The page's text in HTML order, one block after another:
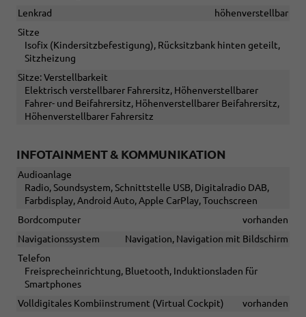
Lenkrad
höhenverstellbar
Sitze
Isofix (Kindersitzbefestigung), Rücksitzbank hinten geteilt,
Sitzheizung
Sitze: Verstellbarkeit
Elektrisch verstellbarer Fahrersitz, Höhenverstellbarer
Fahrer- und Beifahrersitz, Höhenverstellbarer Beifahrersitz,
Höhenverstellbarer Fahrersitz
INFOTAINMENT & KOMMUNIKATION
Audioanlage
Radio, Soundsystem, Schnittstelle USB, Digitalradio DAB,
Farbdisplay, Android Auto, Apple CarPlay, Touchscreen
Bordcomputer
vorhanden
Navigationssystem
Navigation, Navigation mit Bildschirm
Telefon
Freisprecheinrichtung, Bluetooth, Induktionsladen für
Smartphones
Volldigitales Kombiinstrument (Virtual Cockpit)
vorhanden